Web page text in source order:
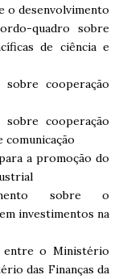
o desenvolvimento
quadro sobre
de ciência e
sobre cooperação
sobre cooperação
comunicação
a promoção do
sobre o
investimentos na
entre o Ministério
das Finanças da